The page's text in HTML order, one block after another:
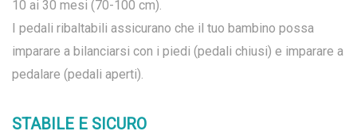
10 ai 30 mesi (70-100 cm).
I pedali ribaltabili assicurano che il tuo bambino possa
imparare a bilanciarsi con i piedi (pedali chiusi) e imparare a
pedalare (pedali aperti).
STABILE E SICURO